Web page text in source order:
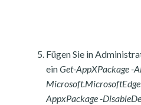
Fügen Sie in
einGet-AppXPackage -
AppxPackage -